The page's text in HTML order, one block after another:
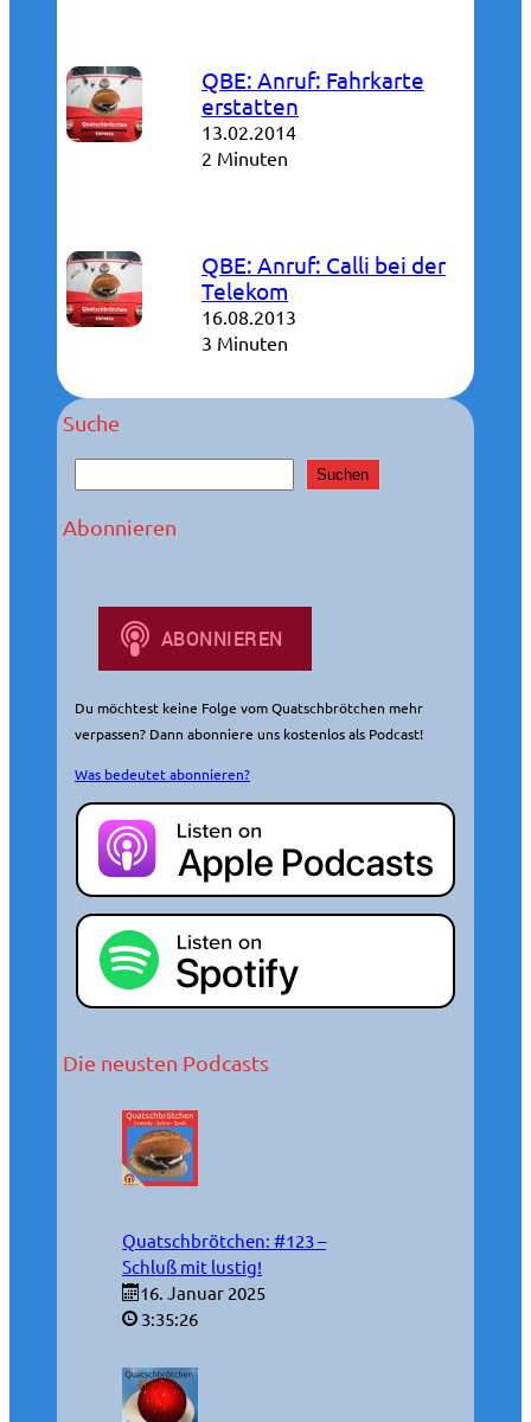
QBE: Anruf: Fahrkarte
erstatten
13.02.2014
2 Minuten
QBE: Anruf: Calli bei der
Telekom
16.08.2013
3 Minuten
Suche
u
c
Suchen
Abonnieren
Du möchtest keine Folge vom Quatschbrötchen mehr
verpassen? Dann abonniere uns kostenlos als Podcast!
Was bedeutet abonnieren?
Die neusten Podcasts
Quatschbrötchen: #123 –
Schluß mit lustig!
16. Januar 2025
3:35:26